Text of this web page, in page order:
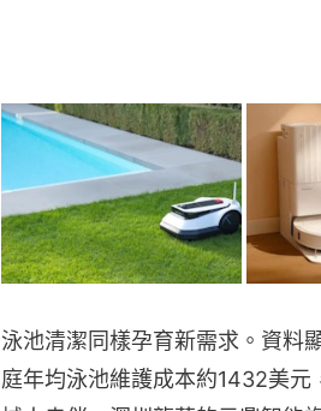
泳池清潔同樣孕育新需求。資料
庭年均泳池維護成本約1432美